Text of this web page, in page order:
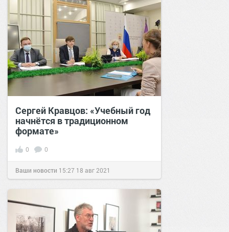
Сергей Кравцов: «Учебный год
начнётся в традиционном
формате»
0 0
Ваши новости 15:27 18 авг 2021